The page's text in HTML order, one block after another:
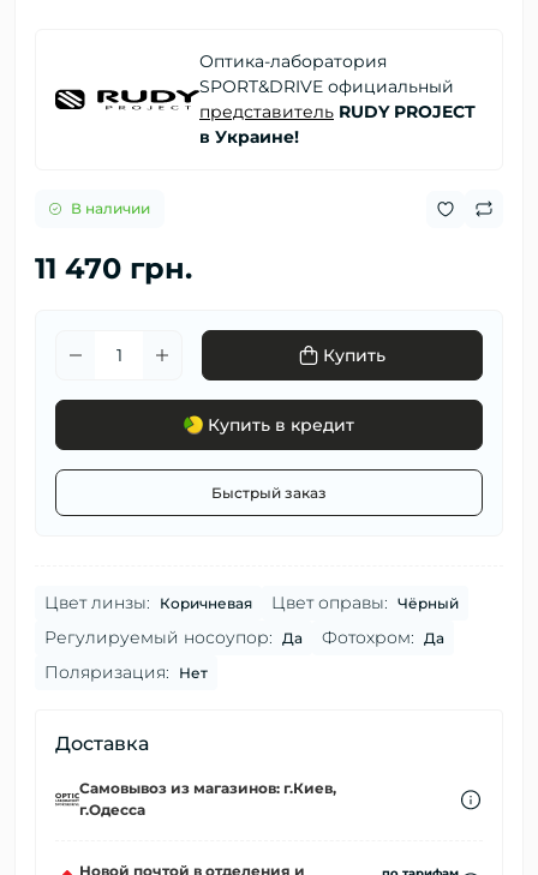
Оптика-лаборатория
SPORT&DRIVE официальный
представитель RUDY PROJECT
в Украине!
В наличии
11 470 грн.
Купить
Купить в кредит
Быстрый заказ
Цвет линзы: Коричневая Цвет оправы: Чёрный
Регулируемый носоупор: Да Фотохром: Да
Поляризация: Нет
Доставка
Самовывоз из магазинов: г.Киев,
г.Одесса
Новой почтой в отделения и